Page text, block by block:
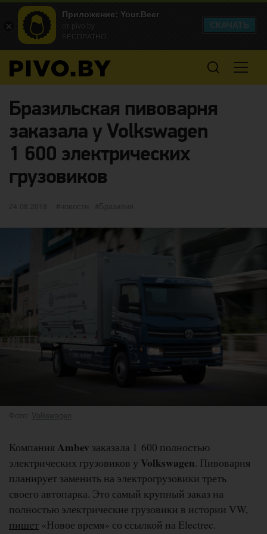
Бразильская пивоварня
заказала у Volkswagen
1 600 электрических
грузовиков
Опубликовано
24.08.2018 категории
новости Метки
Бразилия
Фото: Volkswagen
Компания Ambev заказала 1 600 полностью
электрических грузовиков у Volkswagen. Пивоварня
планирует заменить на электрогрузовики треть
своего автопарка. Это самый крупный заказ на
полностью электрические грузовики в истории VW,
пишет «Новое время» со ссылкой на Electrec.
Приложение: Your.Beer
от pivo.by
БЕСПЛАТНО
СКАЧАТЬ